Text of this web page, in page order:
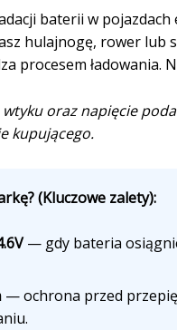
baterii w
hulajnogę, rower
procesem
oraz napięcie
kupującego.
(Kluczowe zalety):
— gdy bateria
— ochrona przed